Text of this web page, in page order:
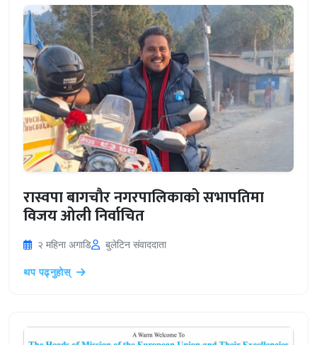
रास्वपा बागचौर नगरपालिकाको सभापतिमा
विजय ओली निर्वाचित
२ महिना अगाडि बुलेटिन संवाददाता
थप पढ्नुहोस्